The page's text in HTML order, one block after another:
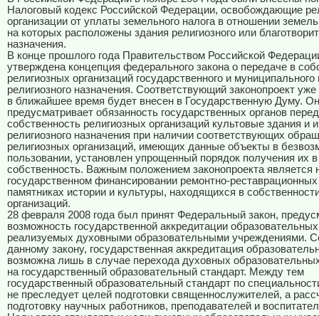
Налоговый кодекс Российской Федерации, освобождающие
организации от уплаты земельного налога в отношении
на которых расположены здания религиозного или
назначения.
В конце прошлого года Правительством Российской
утверждена концепция федерального закона о передаче в
религиозных организаций государственного и
религиозного назначения. Соответствующий законопроект
в ближайшее время будет внесен в Государственную Думу. Он
предусматривает обязанность государственных органов
собственность религиозных организаций культовые здания и
религиозного назначения при наличии соответствующих
религиозных организаций, имеющих данные объекты в
пользовании, установлен упрощенный порядок получения их в
собственность. Важным положением законопроекта является
государственном финансировании ремонтно-
памятниках истории и культуры, находящихся в
организаций.
28 февраля 2008 года был принят Федеральный закон,
возможность государственной аккредитации
реализуемых духовными образовательными учреждениями.
данному закону, государственная аккредитация
возможна лишь в случае перехода духовных
на государственный образовательный стандарт. Между тем
государственный образовательный стандарт по
не преследует целей подготовки священнослужителей, а
подготовку научных работников, преподавателей и